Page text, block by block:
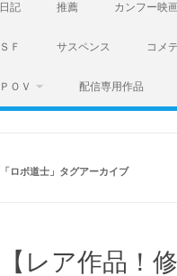
日記 推薦 カンフー映
ＳＦ サスペンス コメ
ＰＯＶ 配信専用作品
「ロボ道士」タグアーカイブ
【レア作品！